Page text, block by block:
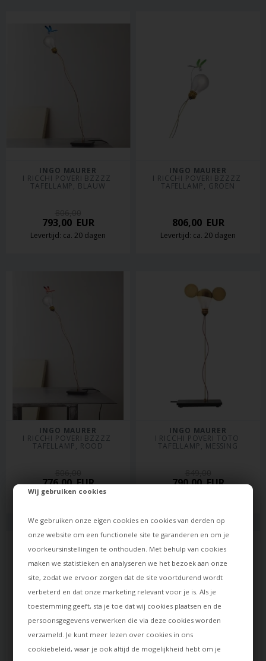
Wij gebruiken cookies
We gebruiken onze eigen cookies en cookies van derden op
onze website om een functionele site te garanderen en om je
voorkeursinstellingen te onthouden. Met behulp van cookies
maken we statistieken en analyseren we het bezoek aan onze
site, zodat we ervoor zorgen dat de site voortdurend wordt
verbeterd en dat onze marketing relevant voor je is. Als je
toestemming geeft, sta je toe dat wij cookies plaatsen en de
persoonsgegevens verwerken die via deze cookies worden
verzameld. Je kunt meer lezen over cookies in ons
cookiebeleid, waar je ook altijd de mogelijkheid hebt om je
INGO MAURER
I RICCHI POVERI BZZZZ
TAFELLAMP, BLAUW
793,00EUR
Levertijd: ca. 20 dagen
INGO MAURER
I RICCHI POVERI BZZZZ
TAFELLAMP, GROEN
806,00EUR
Levertijd: ca. 20 dagen
INGO MAURER
I RICCHI POVERI BZZZZ
TAFELLAMP, ROOD
776,00EUR
Levertijd: ca. 20 dagen
INGO MAURER
I RICCHI POVERI TOTO
TAFELLAMP, MESSING
790,00EUR